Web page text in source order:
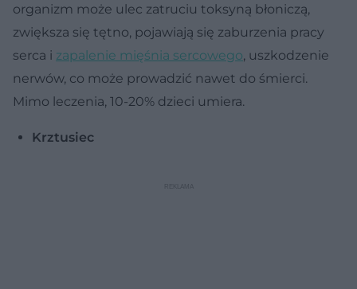
organizm może ulec zatruciu toksyną błoniczą,
zwiększa się tętno, pojawiają się zaburzenia pracy
serca i zapalenie mięśnia sercowego, uszkodzenie
nerwów, co może prowadzić nawet do śmierci.
Mimo leczenia, 10-20% dzieci umiera.
Krztusiec